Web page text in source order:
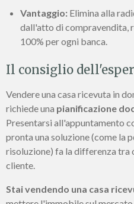
Vantaggio: Elimina alla
dall'atto di compravendita,
100% per ogni banca.
Il consiglio
Vendere una casa ricevuta in
richiede una pianificazione
Presentarsi all'appuntamento
pronta una soluzione (come la
risoluzione) fa la differenza tra
cliente.
Stai vendendo una casa